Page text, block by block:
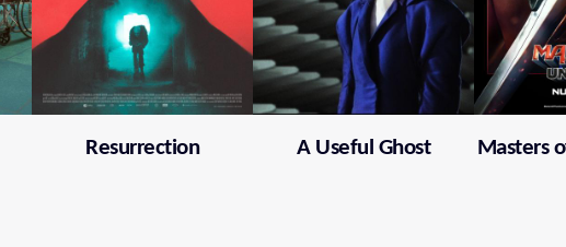
Resurrection A Useful Ghost Masters